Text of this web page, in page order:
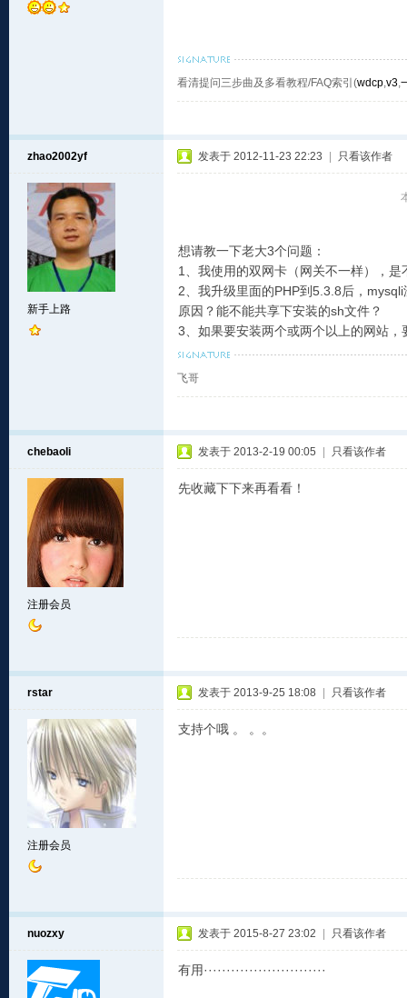
看清提问三步曲及多看教程/FAQ索引(wdcp,v3,
zhao2002yf
新手上路
发表于 2012-11-23 22:23 只看该作者
想请教一下老大3个问题：
1、我使用的双网卡（网关不一样），
2、我升级里面的PHP到5.3.8后，
原因？能不能共享下安装的sh文件？
3、如果要安装两个或两个以上的网站
飞哥
chebaoli
注册会员
发表于 2013-2-19 00:05 只看该作者
先收藏下下来再看看！
rstar
注册会员
发表于 2013-9-25 18:08 只看该作者
支持个哦 。 。。
nuozxy 发表于 2015-8-27 23:02 只看该作者
有用···························